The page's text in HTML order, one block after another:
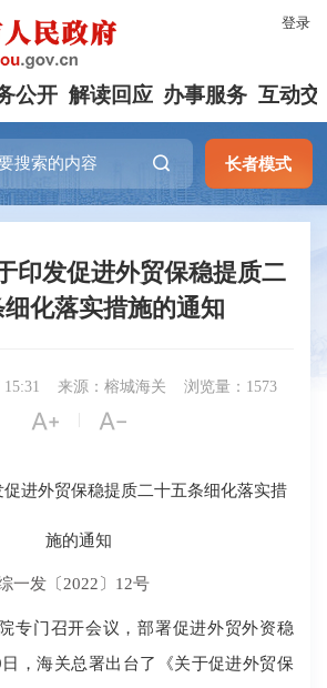
登录
公开 解读回应 办事服务 互动交
长者模式
印发促进外贸保稳提质二
化落实措施的通知
15:31 来源：榕城海关 浏览量：1573
 | 
进外贸保稳提质二十五条细化落实措
施的通知
一发〔2022〕12号
专门召开会议，部署促进外贸外资稳
日，海关总署出台了《关于促进外贸保